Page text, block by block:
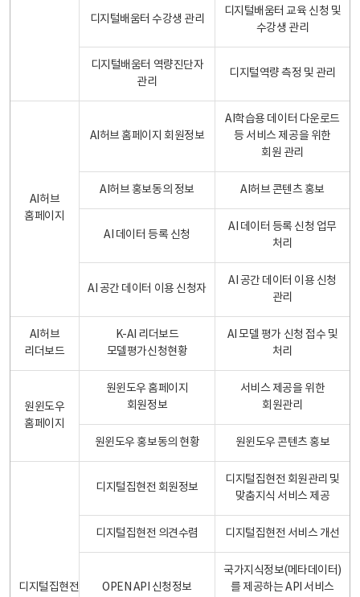
디지털배움터 수강생 관리
디지털배움터 교육 신청 및
수강생 관리
디지털배움터 역량진단자
관리
디지털역량 측정 및 관리
AI허브
홈페이지
AI허브 홈페이지 회원정보
AI학습용 데이터 다운로드
등 서비스 제공을 위한
회원 관리
AI허브 홍보동의 정보 AI허브 콘텐츠 홍보
AI 데이터 등록 신청
AI 데이터 등록 신청 업무
처리
AI 공간 데이터 이용 신청자
AI 공간 데이터 이용 신청
관리
AI허브
리더보드
K-AI 리더보드
모델평가신청현황
AI 모델 평가 신청 접수 및
처리
원윈도우
홈페이지
원윈도우 홈페이지
회원정보
서비스 제공을 위한
회원관리
원윈도우 홍보동의 현황 원윈도우 콘텐츠 홍보
디지털집현전
디지털집현전 회원정보
디지털집현전 회원관리 및
맞춤지식 서비스 제공
디지털집현전 의견수렴 디지털집현전 서비스 개선
OPEN API 신청정보
국가지식정보(메타데이터)
를 제공하는 API 서비스